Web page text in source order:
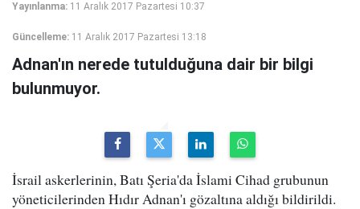
Yayınlanma: 11 Aralık 2017 Pazartesi 10:37
Güncelleme: 11 Aralık 2017 Pazartesi 13:18
Adnan'ın nerede tutulduğuna dair bir bilgi
bulunmuyor.
İsrail askerlerinin, Batı Şeria'da İslami Cihad grubunun
yöneticilerinden Hıdır Adnan'ı gözaltına aldığı bildirildi.